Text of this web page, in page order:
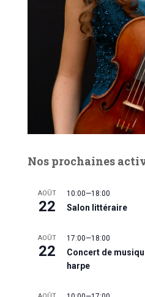
Nos prochaines
AOÛT
22
10:00—18:00
Salon littéraire
AOÛT
22
17:00—18:00
Concert de
harpe